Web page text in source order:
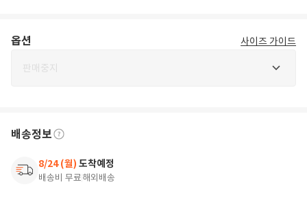
옵션 사이즈 가이드
판매중지
배송정보
8/24 (월) 도착예정
배송비 무료해외배송